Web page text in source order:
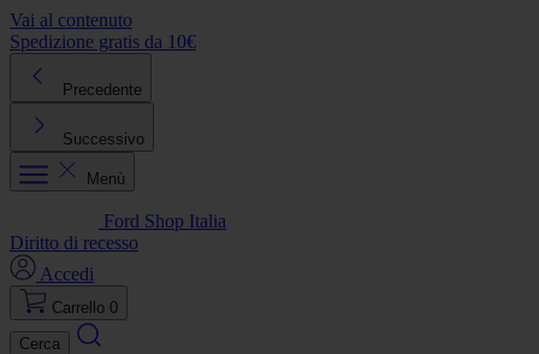
Vai al contenuto
Spedizione gratis da 10€
Precedente
Successivo
Menù
Ford Shop Italia
Diritto di recesso
Accedi
Carrello 0
Cerca